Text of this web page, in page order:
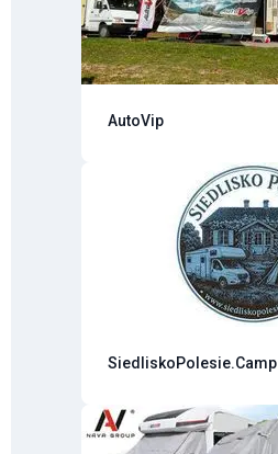
AutoVip
SiedliskoPolesie.Camp